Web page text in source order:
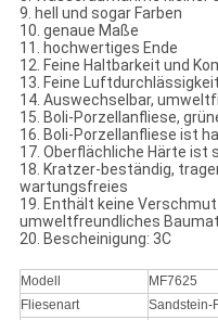
9. hell und sogar Farben
10. genaue Maße
11. hochwertiges Ende
12. Feine Haltbarkeit und
13. Feine Luftdurchlässigkeit
14. Auswechselbar,
15. Boli-Porzellanfliese,
16. Boli-Porzellanfliese ist
17. Oberflächliche Härte ist
18. Kratzer-beständig,
wartungsfreies
19. Enthält keine
umweltfreundliches
20. Bescheinigung: 3C
Modell
MF7625
Fliesenart
Sandstein-